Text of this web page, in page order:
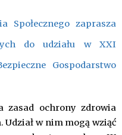
Społecznego zaprasza
do udziału w XXI
Gospodarstwo
zasad ochrony zdrowia
w nim mogą wziąć